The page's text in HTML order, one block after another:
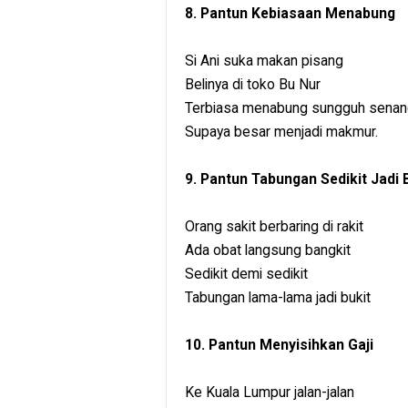
8. Pantun Kebiasaan Menabung
Si Ani suka makan pisang
Belinya di toko Bu Nur
Terbiasa menabung sungguh
Supaya besar menjadi makmur.
9. Pantun Tabungan Sedikit Jadi
Orang sakit berbaring di rakit
Ada obat langsung bangkit
Sedikit demi sedikit
Tabungan lama-lama jadi bukit
10. Pantun Menyisihkan Gaji
Ke Kuala Lumpur jalan-jalan